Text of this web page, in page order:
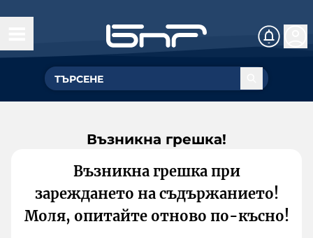
Възникна грешка!
Възникна грешка при
зареждането на съдържанието!
Моля, опитайте отново по-късно!